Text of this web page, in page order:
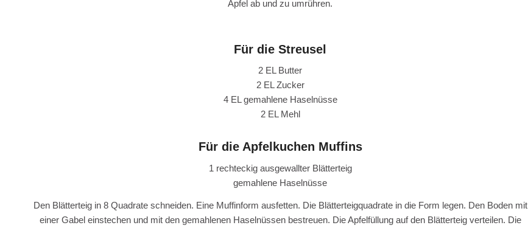
Äpfel ab und zu umrühren.
Für die Streusel
2 EL Butter
2 EL Zucker
4 EL gemahlene Haselnüsse
2 EL Mehl
Für die Apfelkuchen Muffins
1 rechteckig ausgewallter Blätterteig
gemahlene Haselnüsse
Den Blätterteig in 8 Quadrate schneiden. Eine Muffinform ausfetten. Die Blätterteigquadrate in die Form legen. Den Boden mit
einer Gabel einstechen und mit den gemahlenen Haselnüssen bestreuen. Die Apfelfüllung auf den Blätterteig verteilen. Die